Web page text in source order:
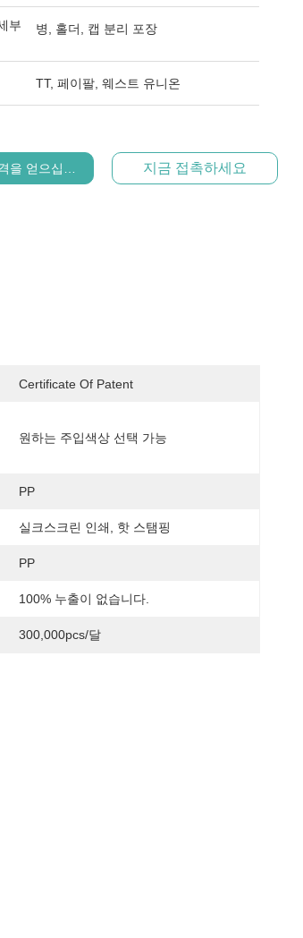
부
병, 홀더, 캡 분리 포장
TT, 페이팔, 웨스트 유니온
을 얻으십시오 지금 접촉하세요
Certificate Of Patent
원하는 주입색상 선택 가능
PP
실크스크린 인쇄, 핫 스탬핑
PP
100% 누출이 없습니다.
300,000pcs/달